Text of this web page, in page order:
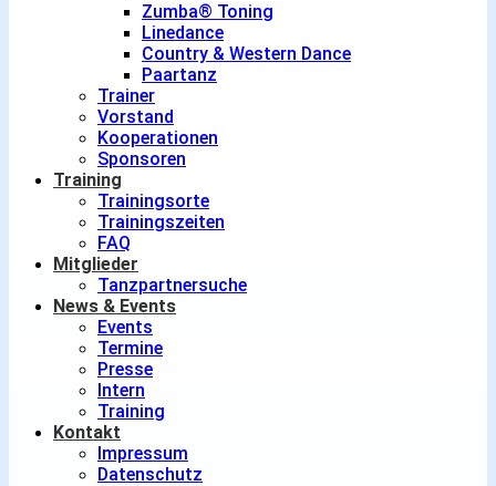
Zumba® Toning
Linedance
Country & Western Dance
Paartanz
Trainer
Vorstand
Kooperationen
Sponsoren
Training
Trainingsorte
Trainingszeiten
FAQ
Mitglieder
Tanzpartnersuche
News & Events
Events
Termine
Presse
Intern
Training
Kontakt
Impressum
Datenschutz